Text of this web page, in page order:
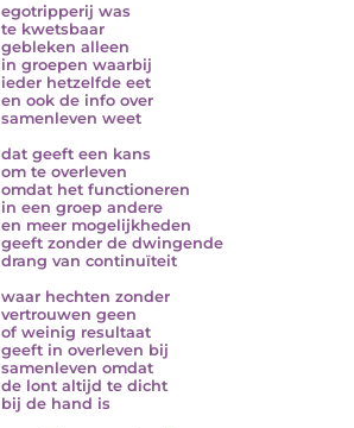
egotripperij was
te kwetsbaar
gebleken alleen
in groepen waarbij
ieder hetzelfde eet
en ook de info over
samenleven weet
dat geeft een kans
om te overleven
omdat het functioneren
in een groep andere
en meer mogelijkheden
geeft zonder de dwingende
drang van continuïteit
waar hechten zonder
vertrouwen geen
of weinig resultaat
geeft in overleven bij
samenleven omdat
de lont altijd te dicht
bij de hand is